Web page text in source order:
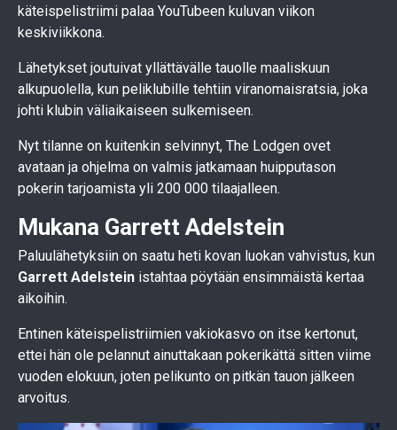
käteispelistriimi palaa YouTubeen kuluvan viikon
keskiviikkona.
Lähetykset joutuivat yllättävälle tauolle maaliskuun
alkupuolella, kun peliklubille tehtiin viranomaisratsia, joka
johti klubin väliaikaiseen sulkemiseen.
Nyt tilanne on kuitenkin selvinnyt, The Lodgen ovet
avataan ja ohjelma on valmis jatkamaan huipputason
pokerin tarjoamista yli 200 000 tilaajalleen.
Mukana Garrett Adelstein
Paluulähetyksiin on saatu heti kovan luokan vahvistus, kun
Garrett Adelstein istahtaa pöytään ensimmäistä kertaa
aikoihin.
Entinen käteispelistriimien vakiokasvo on itse kertonut,
ettei hän ole pelannut ainuttakaan pokerikättä sitten viime
vuoden elokuun, joten pelikunto on pitkän tauon jälkeen
arvoitus.